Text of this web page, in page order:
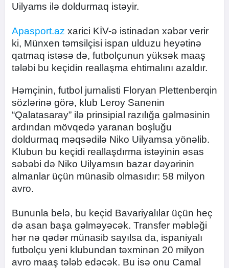
Uilyams ilə doldurmaq istəyir.
Apasport.az xarici KİV-ə istinadən xəbər verir
ki, Münxen təmsilçisi ispan ulduzu heyətinə
qatmaq istəsə də, futbolçunun yüksək maaş
tələbi bu keçidin reallaşma ehtimalını azaldır.
Həmçinin, futbol jurnalisti Floryan Plettenberqin
sözlərinə görə, klub Leroy Sanenin
“Qalatasaray” ilə prinsipial razılığa gəlməsinin
ardından mövqedə yaranan boşluğu
doldurmaq məqsədilə Niko Uilyamsa yönəlib.
Klubun bu keçidi reallaşdırma istəyinin əsas
səbəbi də Niko Uilyamsın bazar dəyərinin
almanlar üçün münasib olmasıdır: 58 milyon
avro.
Bununla belə, bu keçid Bavariyalılar üçün heç
də asan başa gəlməyəcək. Transfer məbləği
hər nə qədər münasib sayılsa da, ispaniyalı
futbolçu yeni klubundan təxminən 20 milyon
avro maaş tələb edəcək. Bu isə onu Camal